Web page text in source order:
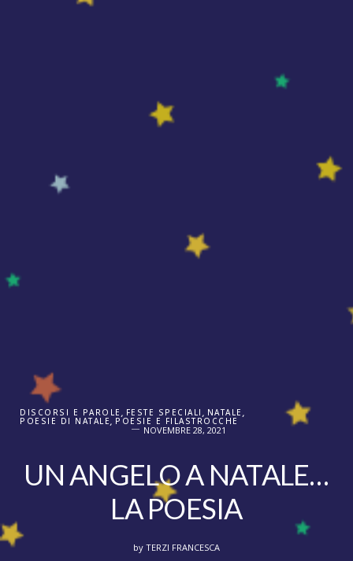
DISCORSI E PAROLE , FESTE SPECIALI , NATALE ,
POESIE DI NATALE, POESIE E FILASTROCCHE
NOVEMBRE 28, 2021
UN ANGELO A NATALE…
LA POESIA
by TERZI FRANCESCA